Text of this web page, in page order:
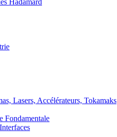
Hadamard
Lasers, Accélérateurs, Tokamaks
Fondamentale